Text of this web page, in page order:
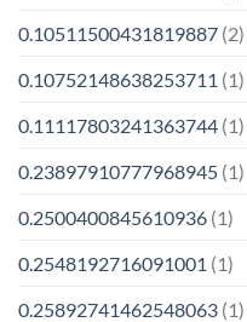
0.10511500431819887 (2)
0.10752148638253711 (1)
0.11117803241363744 (1)
0.23897910777968945 (1)
0.2500400845610936 (1)
0.2548192716091001 (1)
0.25892741462548063 (1)